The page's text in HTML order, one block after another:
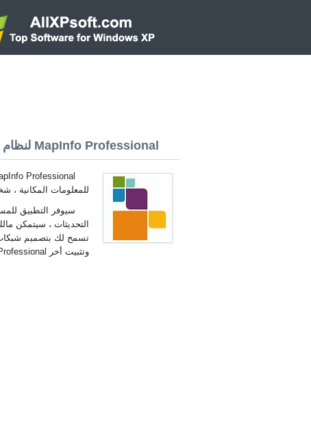
MapInfo Professional لنظام التشغيل Windows XP 32/64 bit
للمعلومات المكانية ،
سيوفر التطبيق
التحديثات ، سيتمكن
وتثبيت أخر MapInfo Professional لنظام التشغيل Windows XP العربية.